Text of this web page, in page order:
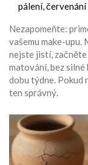
pálení,
Nezapomeňte:
vašemu make-upu.
nejste jistí, začněte
matování, bez
dobu týdne. Pokud
ten správný.